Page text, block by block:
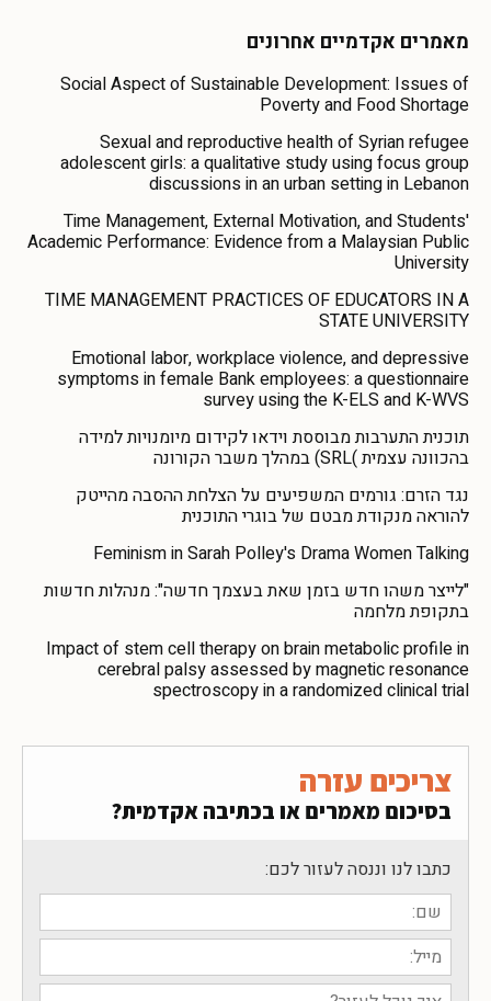
מאמרים אקדמיים אחרונים
Social Aspect of Sustainable Development: Issues of
Poverty and Food Shortage
Sexual and reproductive health of Syrian refugee
adolescent girls: a qualitative study using focus group
discussions in an urban setting in Lebanon
Time Management, External Motivation, and Students'
Academic Performance: Evidence from a Malaysian Public
University
TIME MANAGEMENT PRACTICES OF EDUCATORS IN A
STATE UNIVERSITY
Emotional labor, workplace violence, and depressive
symptoms in female Bank employees: a questionnaire
survey using the K-ELS and K-WVS
תוכנית התערבות מבוססת וידאו לקידום מיומנויות למידה
בהכוונה עצמית )SRL) במהלך משבר הקורונה
נגד הזרם: גורמים המשפיעים על הצלחת ההסבה מהייטק
להוראה מנקודת מבטם של בוגרי התוכנית
Feminism in Sarah Polley's Drama Women Talking
"לייצר משהו חדש בזמן שאת בעצמך חדשה": מנהלות חדשות
בתקופת מלחמה
Impact of stem cell therapy on brain metabolic profile in
cerebral palsy assessed by magnetic resonance
spectroscopy in a randomized clinical trial
צריכים עזרה
בסיכום מאמרים או בכתיבה אקדמית?
כתבו לנו וננסה לעזור לכם: